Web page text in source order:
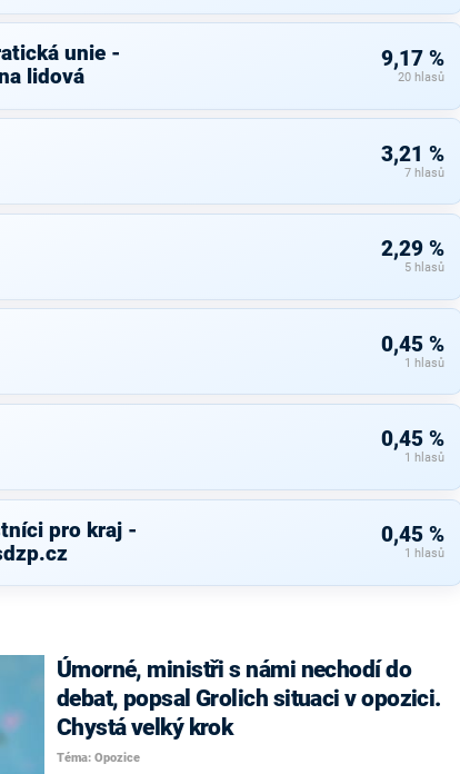
unie -
lidová
9,17 %
20 hlasů
3,21 %
7 hlasů
2,29 %
5 hlasů
0,45 %
1 hlasů
0,45 %
1 hlasů
pro kraj -
0,45 %
1 hlasů
Úmorné, ministři s námi nechodí do
debat, popsal Grolich situaci v opozici.
Chystá velký krok
Téma: Opozice